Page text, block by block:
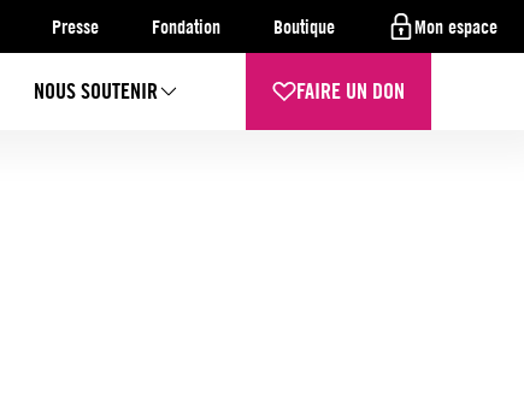
Presse Fondation Boutique Mon espace
NOUS SOUTENIR FAIRE UN DON